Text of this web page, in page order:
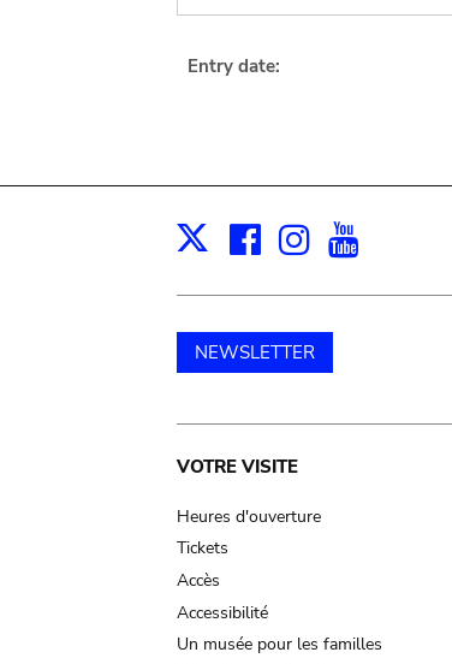
Entry date:
X Facebook
Instagram
NEWSLETTER
Main
navigation
VOTRE VISITE
Heures d'ouverture
Tickets
Accès
Accessibilité
Un musée pour les familles